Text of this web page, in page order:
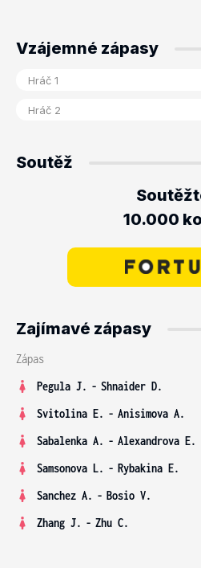
Vzájemné zápasy
Soutěž
10.000
Zajímavé zápasy
Zápas
Pegula J. - Shnaider D.
Svitolina E. - Anisimova A.
Sabalenka A. - Alexandrova E.
Samsonova L. - Rybakina E.
Sanchez A. - Bosio V.
Zhang J. - Zhu C.